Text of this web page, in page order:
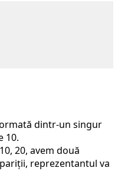
dintr-un singur
10.
20, avem două
reprezentantul va